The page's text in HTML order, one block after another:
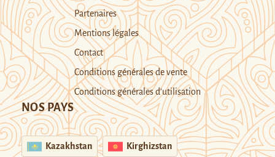
Partenaires
Mentions légales
Contact
Conditions générales de vente
Conditions générales d’utilisation
NOS PAYS
Kazakhstan Kirghizstan